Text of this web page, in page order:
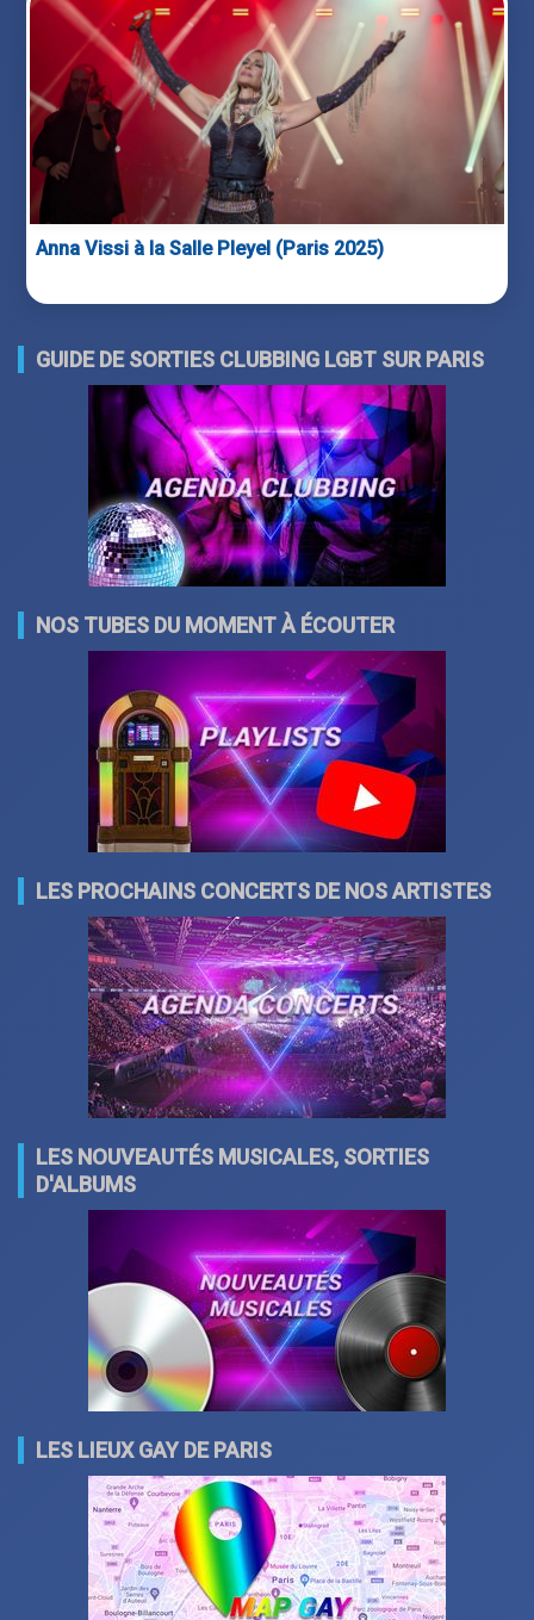
Anna Vissi à la Salle Pleyel (Paris 2025)
GUIDE DE SORTIES CLUBBING LGBT SUR PARIS
NOS TUBES DU MOMENT À ÉCOUTER
LES PROCHAINS CONCERTS DE NOS ARTISTES
LES NOUVEAUTÉS MUSICALES, SORTIES
D'ALBUMS
LES LIEUX GAY DE PARIS